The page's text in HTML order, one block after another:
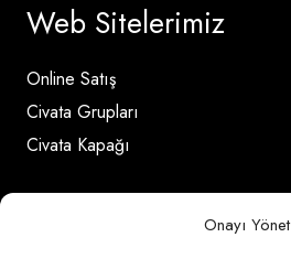
Onayı Yönet
Web Sitelerimiz
Online Satış
Civata Grupları
Civata Kapağı
İletişim Detayları